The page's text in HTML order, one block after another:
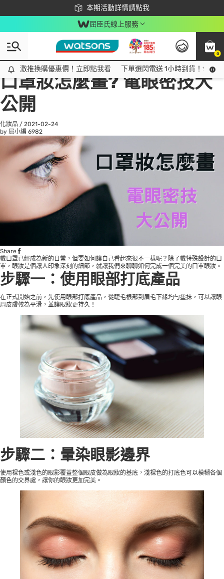
本期活動詳情請點我
下載app最高回饋$350
屈臣氏線上服務
0
激推換購優惠價！立即點我看
激推換購優惠價！立即點我看 下單選閃電送 1小時到貨！領神
All
話題趨勢
口罩妝怎麼畫? 電眼密技大
公開
化妝品 / 2021-02-24
by 屈小編 6982
Share
戴口罩已經成為新的日常，但要如何讓自己看起來很不一樣呢？除了戴特殊設計的口
罩，眼妝是個讓人印象深刻的細節，就讓我們來聊聊如何完成一個完美的口罩眼妝。
步驟一：使用眼部打底產品
在正式開始之前，先使用眼部打底產品，從睫毛根部到眉毛下緣均勻塗抹，可以讓眼
周皮膚較為平滑，並讓眼妝更持久！
步驟二：暈染眼影邊界
使用裸色或淺色的眼影覆蓋整個眼皮做為眼妝的基底，淺裸色的打底色可以模糊各個
顏色的交界處，讓你的眼妝更加完美。